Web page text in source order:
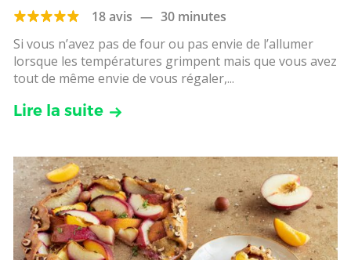
18 avis — 30 minutes
Si vous n’avez pas de four ou pas envie de l’allumer
lorsque les températures grimpent mais que vous avez
tout de même envie de vous régaler,...
Lire la suite